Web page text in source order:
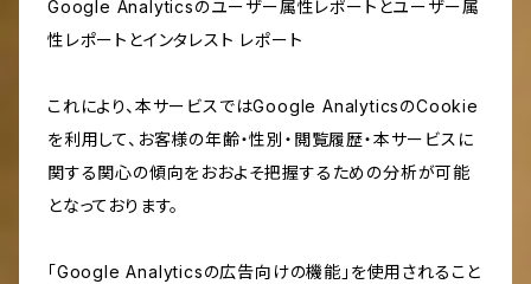
Google Analyticsのユーザー属性レポートとユーザー属
性レポートとインタレスト レポート
これにより、本サービスではGoogle AnalyticsのCookie
を利用して、お客様の年齢・性別・閲覧履歴・本サービスに
関する関心の傾向をおおよそ把握するための分析が可能
となっております。
「Google Analyticsの広告向けの機能」を使用されること